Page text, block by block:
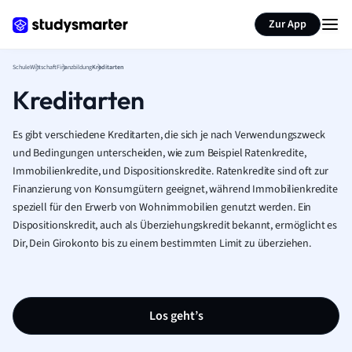
Zur App
SchuleWirtschaftFinanzbildungKreditarten
Kreditarten
Es gibt verschiedene Kreditarten, die sich je nach Verwendungszweck
und Bedingungen unterscheiden, wie zum Beispiel Ratenkredite,
Immobilienkredite, und Dispositionskredite. Ratenkredite sind oft zur
Finanzierung von Konsumgütern geeignet, während Immobilienkredite
speziell für den Erwerb von Wohnimmobilien genutzt werden. Ein
Dispositionskredit, auch als Überziehungskredit bekannt, ermöglicht es
Dir, Dein Girokonto bis zu einem bestimmten Limit zu überziehen.
Los geht’s
Seite zusammenfassen